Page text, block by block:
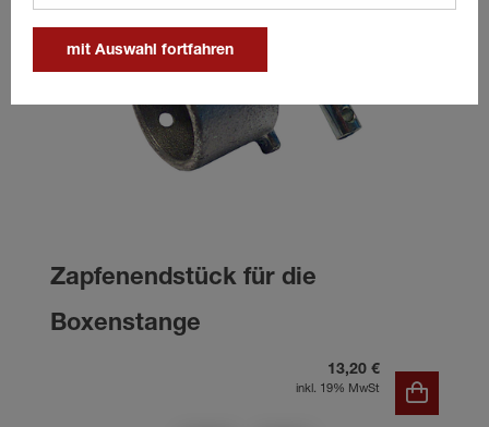
Zapfenendstück für die
Boxenstange
13,20 €
inkl. 19% MwSt
mit Auswahl fortfahren